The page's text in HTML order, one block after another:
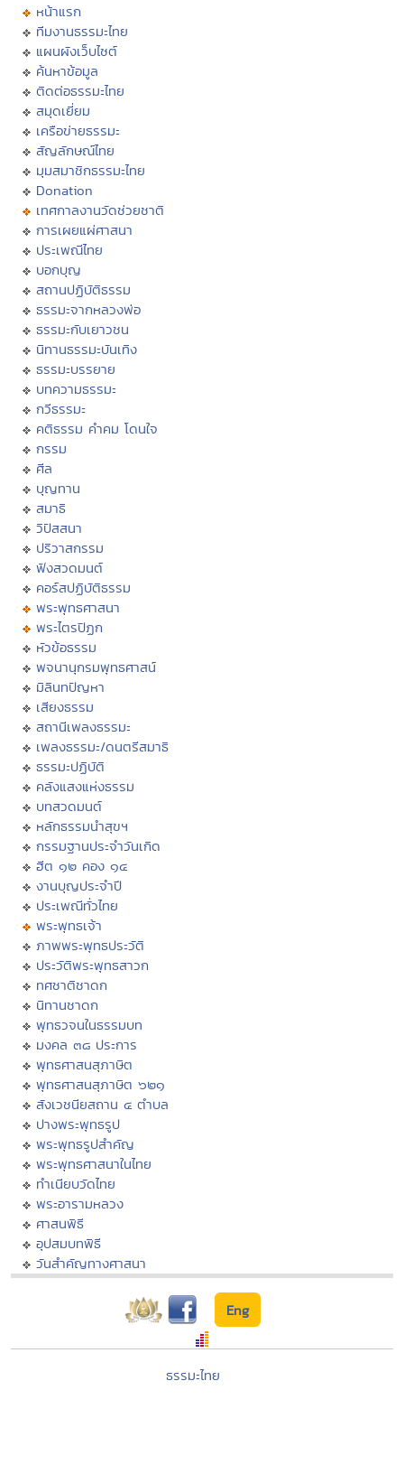
หน้าแรก
ทีมงานธรรมะไทย
แผนผังเว็บไซต์
ค้นหาข้อมูล
ติดต่อธรรมะไทย
สมุดเยี่ยม
เครือข่ายธรรมะ
สัญลักษณ์ไทย
มุมสมาชิกธรรมะไทย
Donation
เทศกาลงานวัดช่วยชาติ
การเผยแผ่ศาสนา
ประเพณีไทย
บอกบุญ
สถานปฏิบัติธรรม
ธรรมะจากหลวงพ่อ
ธรรมะกับเยาวชน
นิทานธรรมะบันเทิง
ธรรมะบรรยาย
บทความธรรมะ
กวีธรรมะ
คติธรรม คำคม โดนใจ
กรรม
ศีล
บุญทาน
สมาธิ
วิปัสสนา
ปริวาสกรรม
ฟังสวดมนต์
คอร์สปฏิบัติธรรม
พระพุทธศาสนา
พระไตรปิฏก
หัวข้อธรรม
พจนานุกรมพุทธศาสน์
มิลินทปัญหา
เสียงธรรม
สถานีเพลงธรรมะ
เพลงธรรมะ/ดนตรีสมาธิ
ธรรมะปฏิบัติ
คลังแสงแห่งธรรม
บทสวดมนต์
หลักธรรมนำสุขฯ
กรรมฐานประจำวันเกิด
ฮีต ๑๒ คอง ๑๔
งานบุญประจำปี
ประเพณีทั่วไทย
พระพุทธเจ้า
ภาพพระพุทธประวัติ
ประวัติพระพุทธสาวก
ทศชาติชาดก
นิทานชาดก
พุทธวจนในธรรมบท
มงคล ๓๘ ประการ
พุทธศาสนสุภาษิต
พุทธศาสนสุภาษิต ๖๒๑
สังเวชนียสถาน ๔ ตำบล
ปางพระพุทธรูป
พระพุทธรูปสำคัญ
พระพุทธศาสนาในไทย
ทำเนียบวัดไทย
พระอารามหลวง
ศาสนพิธี
อุปสมบทพิธี
วันสำคัญทางศาสนา
Eng
ธรรมะไทย